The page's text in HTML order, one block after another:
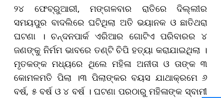
୨୪ ଫେବ୍ରୁଆରୀ, ମଙ୍ଗଳବାର ରାତିରେ ଦିଲ୍ଲୀର
ସମୟପୁର ବାଦଲିରେ ଘଟିଥିଲା ଅତି ଭୟାନକ ଓ ଛାତିଥରା
ଘଟଣା । ଚନ୍ଦନପାର୍କ ଏରିଆର ଗୋଟିଏ ପରିବାରର ୪
ଜଣଙ୍କୁ ନିର୍ମମ ଭାବରେ ତଣ୍ଟି ଚିପି ହତ୍ୟା କରାଯାଇଥିଲା ।
ମୃତକଙ୍କ ମଧ୍ୟରେ ଥିଲେ ମହିଳା ଅନୀତା ଓ ତାଙ୍କ ୩
କୋମଳମତି ପିଲା ।୩ ପିଲାଙ୍କର ବୟସ ଯାଥାକ୍ରମେ ୬
ବର୍ଷ, ୫ ବର୍ଷ ଓ ୪ ବର୍ଷ । ଘଟଣା ପରଠାରୁ ମହିଳାଙ୍କ ସ୍ବାମୀ